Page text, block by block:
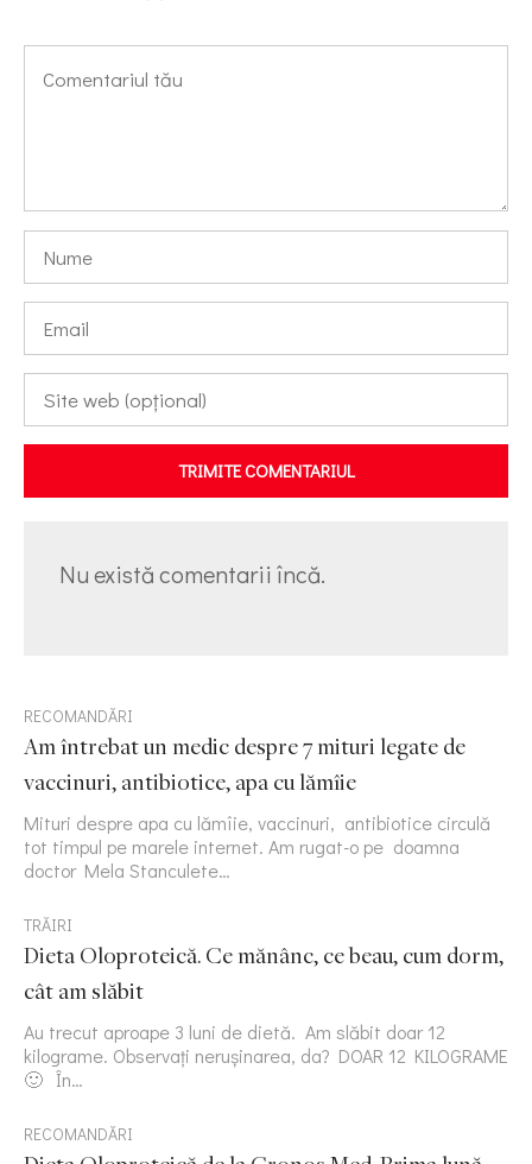
TRIMITE COMENTARIUL
Nu există comentarii încă.
RECOMANDĂRI
Am întrebat un medic despre 7 mituri legate de
vaccinuri, antibiotice, apa cu lămîie
Mituri despre apa cu lămîie, vaccinuri, antibiotice circulă
tot timpul pe marele internet. Am rugat-o pe doamna
doctor Mela Stanculete…
TRĂIRI
Dieta Oloproteică. Ce mănânc, ce beau, cum dorm,
cât am slăbit
Au trecut aproape 3 luni de dietă. Am slăbit doar 12
kilograme. Observați nerușinarea, da? DOAR 12 KILOGRAME
🙂 În…
RECOMANDĂRI